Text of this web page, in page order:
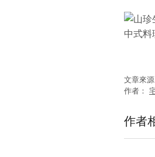
文章來源
作者：
作者